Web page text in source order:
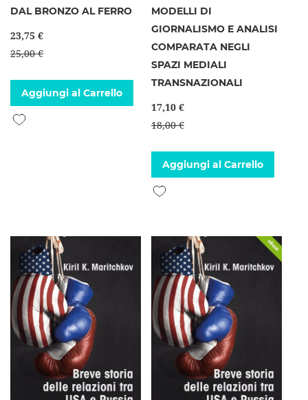
DAL BRONZO AL FERRO
23,75 €
25,00 €
Aggiungi al Carrello
Aggiungi alla lista desideri
MODELLI DI
GIORNALISMO E ANALISI
COMPARATA NEGLI
SPAZI MEDIALI
TRANSNAZIONALI
17,10 €
18,00 €
Aggiungi al Carrello
Aggiungi alla lista desideri